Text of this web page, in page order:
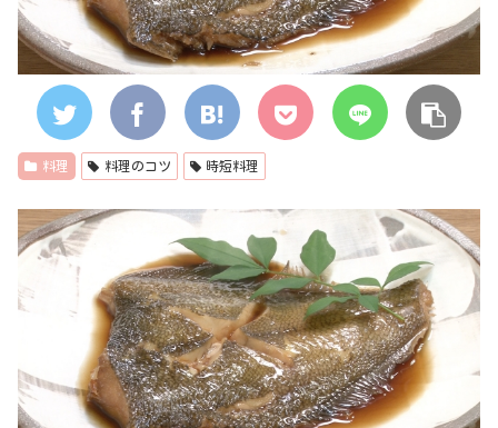
料理 料理のコツ 時短料理